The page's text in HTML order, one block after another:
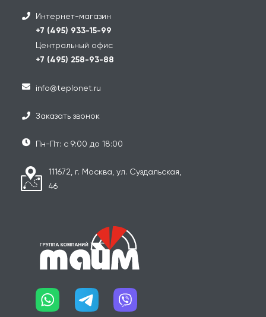
Интернет-магазин
+7 (495) 933-15-99
Центральный офис
+7 (495) 258-93-88
info@teplonet.ru
Заказать звонок
Пн-Пт: с 9:00 до 18:00
111672, г. Москва, ул. Суздальская,
46